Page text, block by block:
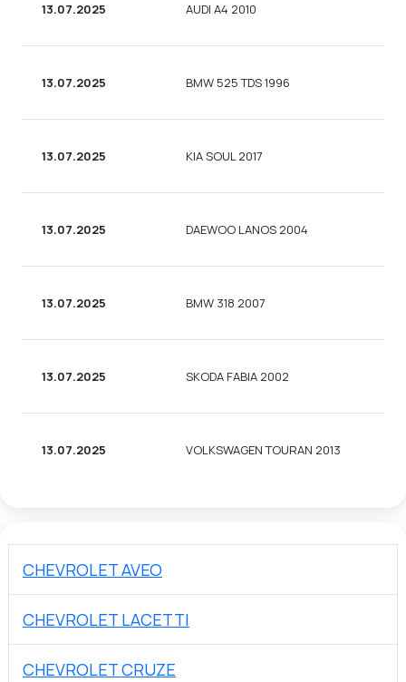
13.07.2025 AUDI A4 2010
13.07.2025 BMW 525 TDS 1996
13.07.2025 KIA SOUL 2017
13.07.2025 DAEWOO LANOS 2004
13.07.2025 BMW 318 2007
13.07.2025 SKODA FABIA 2002
13.07.2025 VOLKSWAGEN TOURAN 2013
CHEVROLET AVEO
CHEVROLET LACETTI
CHEVROLET CRUZE